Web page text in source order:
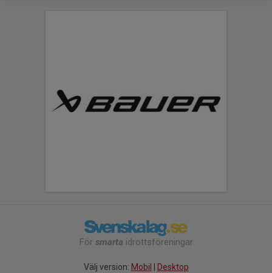
För smarta idrottsföreningar
Välj version: Mobil | Desktop